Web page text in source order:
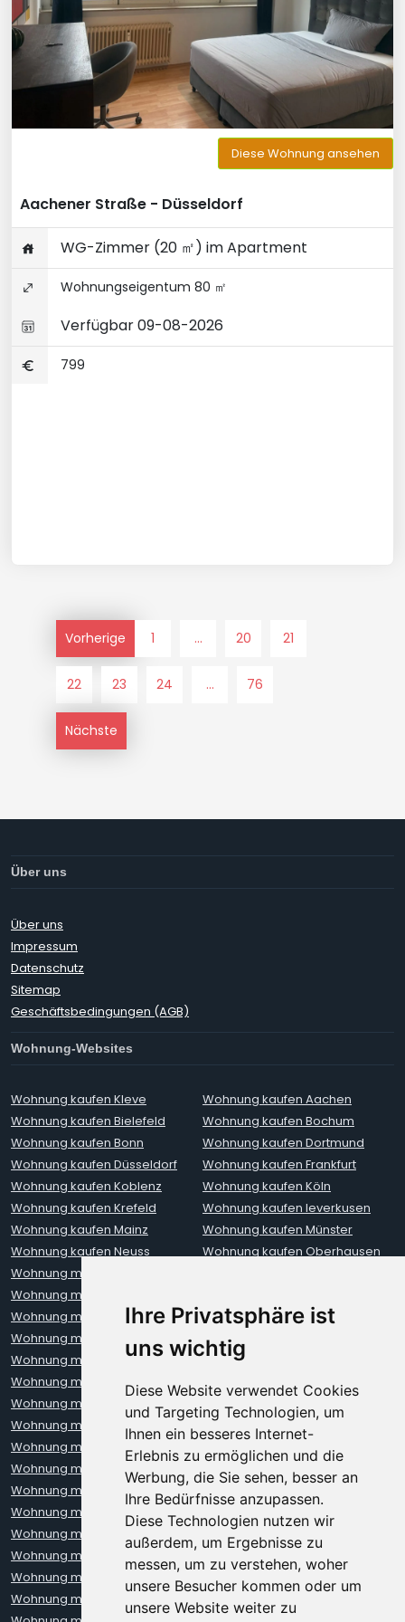
Ihre Privatsphäre ist
uns wichtig
Diese Website verwendet Cookies
und Targeting Technologien, um
Ihnen ein besseres Internet-
Erlebnis zu ermöglichen und die
Werbung, die Sie sehen, besser an
Ihre Bedürfnisse anzupassen.
Diese Technologien nutzen wir
außerdem, um Ergebnisse zu
messen, um zu verstehen, woher
unsere Besucher kommen oder um
unsere Website weiter zu
Diese Wohnung ansehen
Aachener Straße - Düsseldorf
WG-Zimmer (20 ㎡) im Apartment
Wohnungseigentum 80 ㎡
Verfügbar 09-08-2026
799
Vorherige 1 ... 20 21
22 23 24 ... 76
Nächste
Über uns
Über uns
Impressum
Datenschutz
Sitemap
Geschäftsbedingungen (AGB)
Wohnung-Websites
Wohnung kaufen Kleve
Wohnung kaufen Aachen
Wohnung kaufen Bielefeld
Wohnung kaufen Bochum
Wohnung kaufen Bonn
Wohnung kaufen Dortmund
Wohnung kaufen Düsseldorf
Wohnung kaufen Frankfurt
Wohnung kaufen Koblenz
Wohnung kaufen Köln
Wohnung kaufen Krefeld
Wohnung kaufen leverkusen
Wohnung kaufen Mainz
Wohnung kaufen Münster
Wohnung kaufen Neuss
Wohnung kaufen Oberhausen
Wohnung mieten Aachen
Wohnung mieten Berlin
Wohnung mieten Bochum
Wohnung mieten Bonn
Wohnung mieten Bremen
Wohnung mieten Darmstadt
Wohnung mieten Dortmund
Wohnung mieten Dresden
Wohnung mieten Erfurt
Wohnung mieten Frankfurt
Wohnung mieten Freiburg
Wohnung mieten Hamburg
Wohnung mieten Hannover
Wohnung mieten Heidelberg
Wohnung mieten Karlsruhe
Wohnung mieten Kiel
Wohnung mieten Kleve
Wohnung mieten Koblenz
Wohnung mieten Köln
Wohnung mieten Krefeld
Wohnung mieten Leipzig
Wohnung mieten Leverkusen
Wohnung mieten Lübeck
Wohnung mieten Mainz
Wohnung mieten Mannheim
Wohnung mieten München
Wohnung mieten Münster
Wohnung mieten Neuss
Wohnung mieten Nürnberg
Wohnung mieten Oberhausen